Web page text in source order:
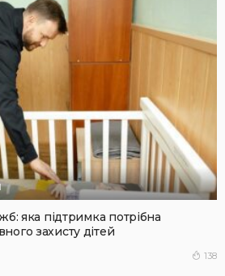
яка підтримка потрібна
захисту дітей
138